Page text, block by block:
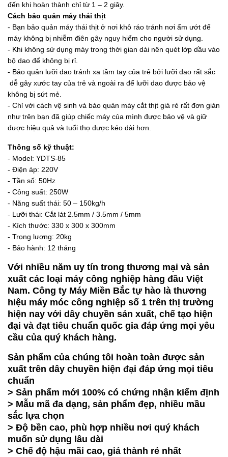
đến khi hoàn thành chỉ từ 1 – 2 giây.
Cách bảo quản máy thái thịt
- Bạn bảo quản máy thái thịt ở nơi khô ráo tránh nơi ẩm ướt để
máy không bị nhiễm điên gây nguy hiểm cho người sử dụng.
- Khi không sử dụng máy trong thời gian dài nên quét lớp dầu vào
bộ dao để không bị rỉ.
- Bảo quản lưỡi dao tránh xa tầm tay của trẻ bởi lưỡi dao rất sắc
dễ gây xước tay của trẻ và ngoài ra để lưỡi dao được bảo vệ
không bị sứt mẻ.
- Chỉ với cách vệ sinh và bảo quản máy cắt thịt giá rẻ rất đơn giản
như trên bạn đã giúp chiếc máy của mình được bảo vệ và giữ
được hiệu quả và tuổi thọ được kéo dài hơn.
Thông số kỹ thuật:
- Model: YDTS-85
- Điện áp: 220V
- Tần số: 50Hz
- Công suất: 250W
- Năng suất thái: 50 – 150kg/h
- Lưỡi thái: Cắt lát 2.5mm / 3.5mm / 5mm
- Kích thước: 330 x 300 x 300mm
- Trọng lượng: 20kg
- Bảo hành: 12 tháng
Với nhiều năm uy tín trong thương mại và sản
xuất các loại máy công nghiệp hàng đầu Việt
Nam. Công ty Máy Miền Bắc tự hào là thương
hiệu máy móc công nghiệp số 1 trên thị trường
hiện nay với dây chuyền sản xuất, chế tạo hiện
đại và đạt tiêu chuẩn quốc gia đáp ứng mọi yêu
cầu của quý khách hàng.
Sản phẩm của chúng tôi hoàn toàn được sản
xuất trên dây chuyền hiện đại đáp ứng mọi tiêu
chuẩn
> Sản phẩm mới 100% có chứng nhận kiểm định
> Mẫu mã đa dạng, sản phẩm đẹp, nhiều mầu
sắc lựa chọn
> Độ bền cao, phù hợp nhiều nơi quý khách
muốn sử dụng lâu dài
> Chế độ hậu mãi cao, giá thành rẻ nhất